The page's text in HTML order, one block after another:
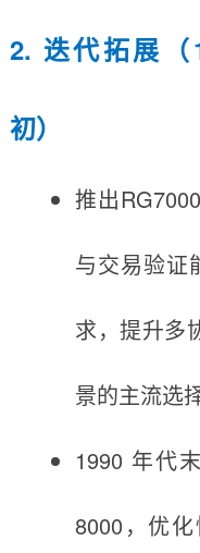
2. 迭代拓展（
初）
推出
与交易验证
求，提升多
景的主流选择
1990 年代
8000，优